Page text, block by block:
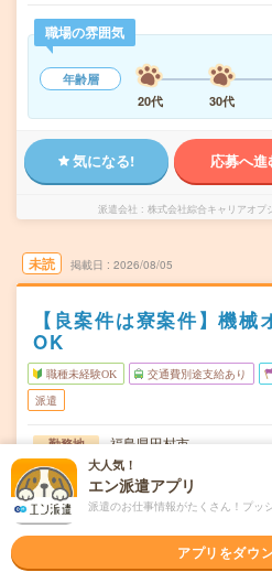
職場の雰囲気
年齢層
20代
30代
気になる! 応募へ進
派遣会社 株式会社綜合キャリアオプ
未読 掲載日 2026/08/05
【良案件は寮案件】機
OK
職種未経験OK 交通費別途支給あり
派遣
勤務地
福島県田村市
船引駅から車5分
曜日頻度 月～金
時間 08:15～17:1006:30～
期間 長期でお仕事できる方、
大人気！
エン派遣アプリ
派遣のお仕事情報がたくさん！プッ
アプリをダウ